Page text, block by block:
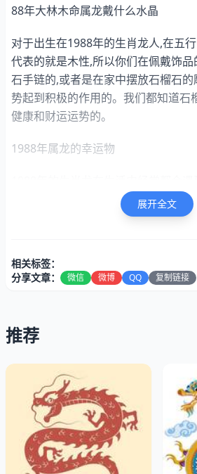
88年大林木命属龙戴什么水晶
对于出生在1988年的生肖龙人,在五
代表的就是木性,所以你们在佩戴饰
石手链的,或者是在家中摆放石榴石
势起到积极的作用的。我们都知道石
健康和财运运势的。
1988年属龙的幸运物
的,导致自己做事情是不能顺利的,也
况。如果是这样的话肯定会有不少的
己消除灾难的,也可以改善一下自身的
展开全文
相关标签：
分享文章：
微信 微博 QQ 复制链接
推荐